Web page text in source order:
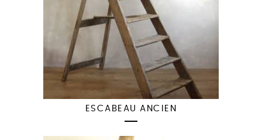
ESCABEAU ANCIEN